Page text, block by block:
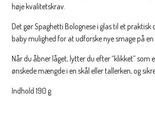
høje kvalitetskrav.
Det gør Spaghetti Bolognese i glas til et praktisk
baby mulighed for at udforske nye smage på
Når du åbner låget, lytter du efter “klikket”
ønskede mængde i en skål eller tallerken, og
Indhold 190 g.